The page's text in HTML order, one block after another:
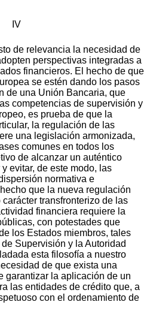
IV
de relevancia la necesidad de
perspectivas integradas a
financieros. El hecho de que
se estén dando los pasos
de una Unión Bancaria, que
competencias de supervisión y
es prueba de que la
la regulación de las
una legislación armonizada,
comunes en todos los
de alcanzar un auténtico
evitar, de este modo, las
normativa e
que la nueva regulación
transfronterizo de las
financiera requiere la
con potestades que
los Estados miembros, tales
Supervisión y la Autoridad
esta filosofía a nuestro
de que exista una
garantizar la aplicación de un
las entidades de crédito que, a
con el ordenamiento de